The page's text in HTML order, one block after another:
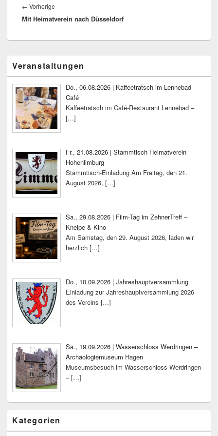
← Vorherige
Beitrag:
Mit Heimatverein nach Düsseldorf
Seitenleisten-
Widgetbereich
Veranstaltungen
Do., 06.08.2026 | Kaffeetratsch im Lennebad-
Café
Kaffeetratsch im Café-Restaurant Lennebad –
[…]
Fr., 21.08.2026 | Stammtisch Heimatverein
Hohenlimburg
Stammtisch-Einladung Am Freitag, den 21.
August 2026, […]
Sa., 29.08.2026 | Film-Tag im ZehnerTreff –
Kneipe & Kino
Am Samstag, den 29. August 2026, laden wir
herzlich […]
Do., 10.09.2026 | Jahreshauptversammlung
Einladung zur Jahreshauptversammlung 2026
des Vereins […]
Sa., 19.09.2026 | Wasserschloss Werdringen –
Archäologiemuseum Hagen
Museumsbesuch im Wasserschloss Werdringen
–[…]
Kategorien